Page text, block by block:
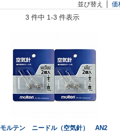
並び替え 価
3 件中 1-3 件表示
モルテン ニードル（空気針） AN2